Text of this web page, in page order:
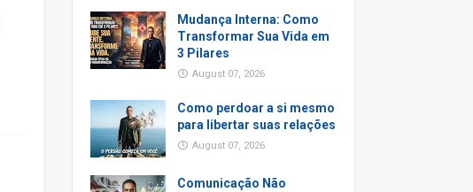
Mudança Interna: Como
Transformar Sua Vida em
3 Pilares
August 07, 2026
Como perdoar a si mesmo
para libertar suas relações
August 07, 2026
Comunicação Não